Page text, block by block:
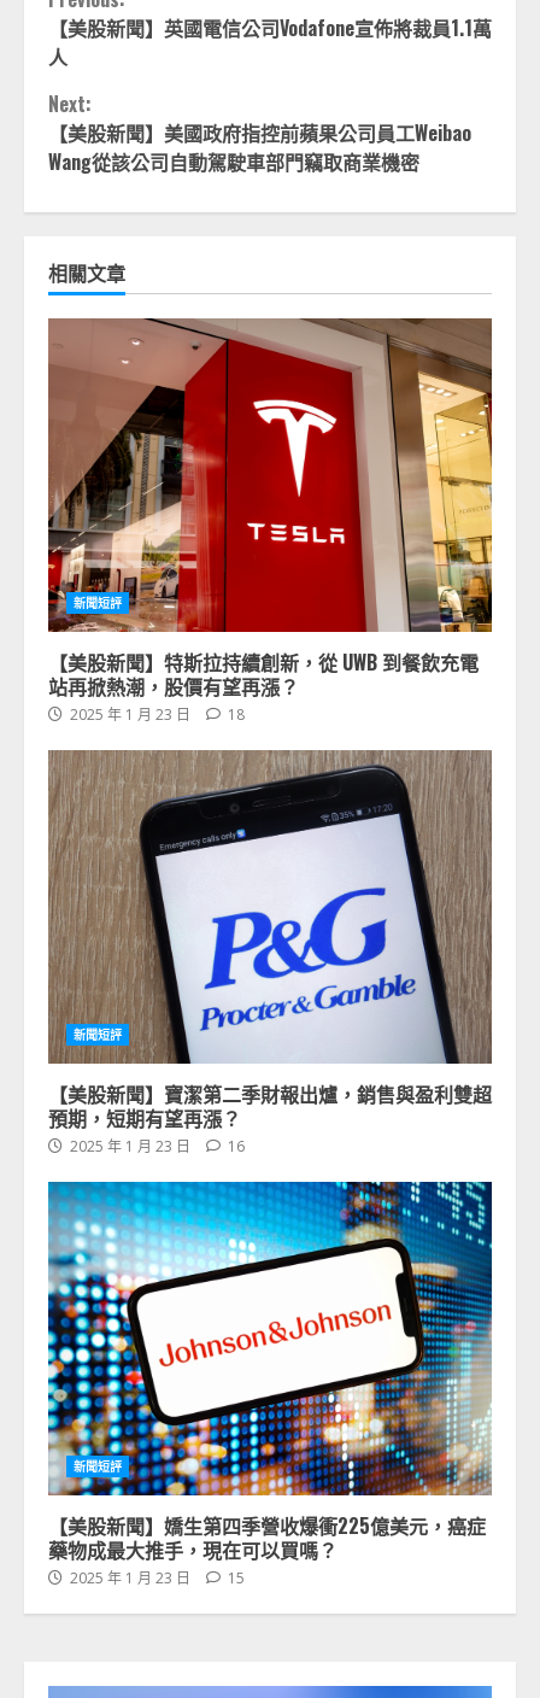
Reading
【美股新聞】英國電信公司Vodafone宣佈將裁員1.1萬
人
Next:
【美股新聞】美國政府指控前蘋果公司員工Weibao
Wang從該公司自動駕駛車部門竊取商業機密
相關文章
新聞短評
【美股新聞】特斯拉持續創新，從 UWB 到餐飲充電
站再掀熱潮，股價有望再漲？
2025 年 1 月 23 日 18
新聞短評
【美股新聞】寶潔第二季財報出爐，銷售與盈利雙超
預期，短期有望再漲？
2025 年 1 月 23 日 16
新聞短評
【美股新聞】嬌生第四季營收爆衝225億美元，癌症
藥物成最大推手，現在可以買嗎？
2025 年 1 月 23 日 15